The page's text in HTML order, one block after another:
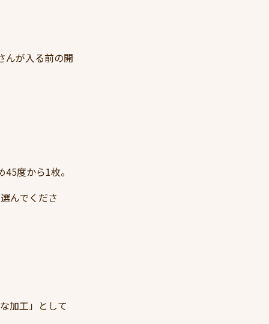
んが入る前の開
度から1枚。
んでくださ
加工」として